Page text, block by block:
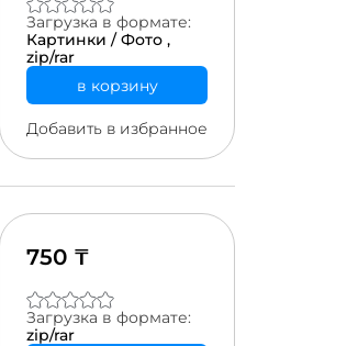
Загрузка в формате:
Картинки / Фото ,
zip/rar
в корзину
Добавить в избранное
750 ₸
Загрузка в формате:
zip/rar